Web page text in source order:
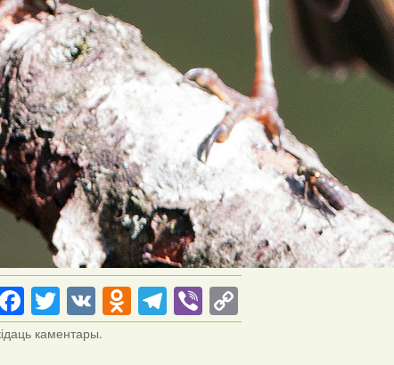
Facebook
Twitter
VKOdnoklassniki
Telegram
ViberCopy
Link
каментары.